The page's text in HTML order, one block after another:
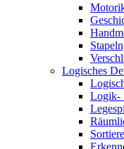
Logisches
Logik-